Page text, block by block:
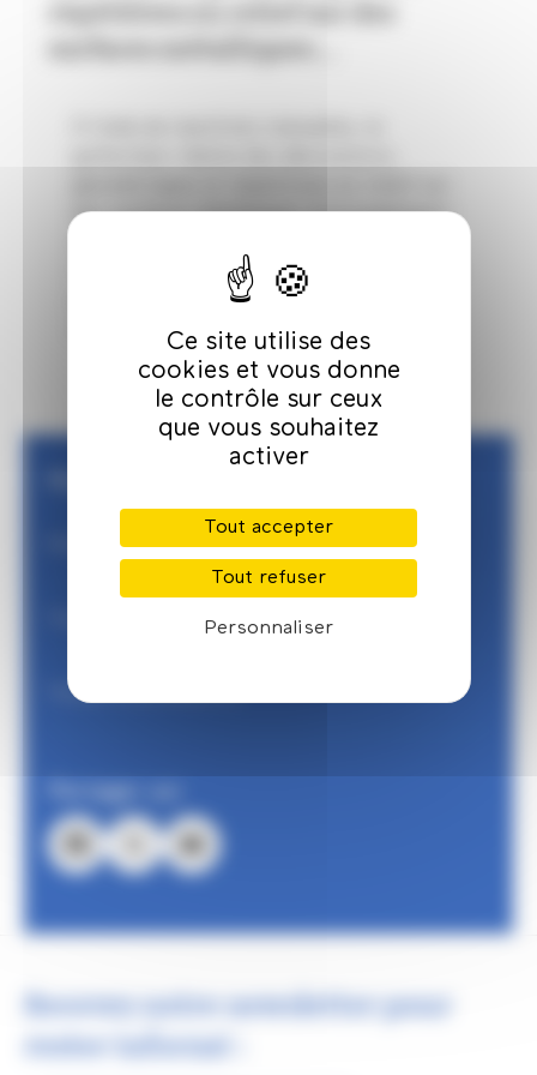
répétitives en relief sur des
surfaces métalliques...
des surfaces métalliques, principalement
forme, l’espacement et l’entrecroisement
pour dessiner rosaces, lignes brisées,
vagues ou ondulations.
Petites annonces
Trouver une formation
Trouver un professionnel
Facebook
X
Recevez notre newsletter pour
rester informé :
Ce site utilise des
cookies et vous donne
le contrôle sur ceux
que vous souhaitez
activer
Tout accepter
Tout refuser
Personnaliser